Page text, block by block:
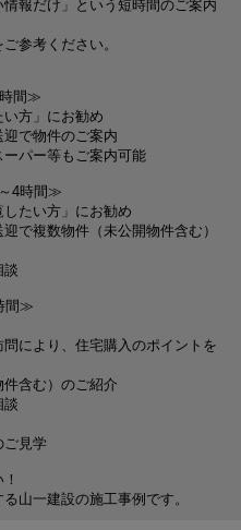
報だけ」という短時間のご案内
参考ください。
間≫
い方」にお勧め
迎で物件のご案内
ーパー等もご案内可能
4時間≫
したい方」にお勧め
で複数物件（未公開物件含む）
談
間≫
により、住宅購入のポイントを
件含む）のご紹介
談
ご見学
山一建設の施工事例です。